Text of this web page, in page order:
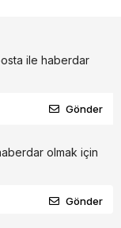
ile haberdar
Gönder
olmak için
Gönder